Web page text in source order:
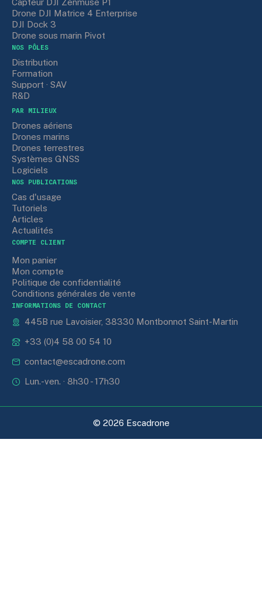
Capteur DJI Zenmuse P1
Drone DJI Matrice 4 Enterprise
DJI Dock 3
Drone sous marin Pivot
NOS PÔLES
Distribution
Formation
Support · SAV
R&D
PAR MILIEUX
Drones aériens
Drones marins
Drones terrestres
Systèmes GNSS
Logiciels
NOS PUBLICATIONS
Cas d'usage
Tutoriels
Articles
Actualités
COMPTE CLIENT
Mon panier
Mon compte
Politique de confidentialité
Conditions générales de vente
INFORMATIONS DE CONTACT
445B rue Lavoisier, 38330 Montbonnot Saint-Martin
+33 (0)4 58 00 54 10
contact@escadrone.com
Lun.-ven. · 8h30 - 17h30
© 2026 Escadrone